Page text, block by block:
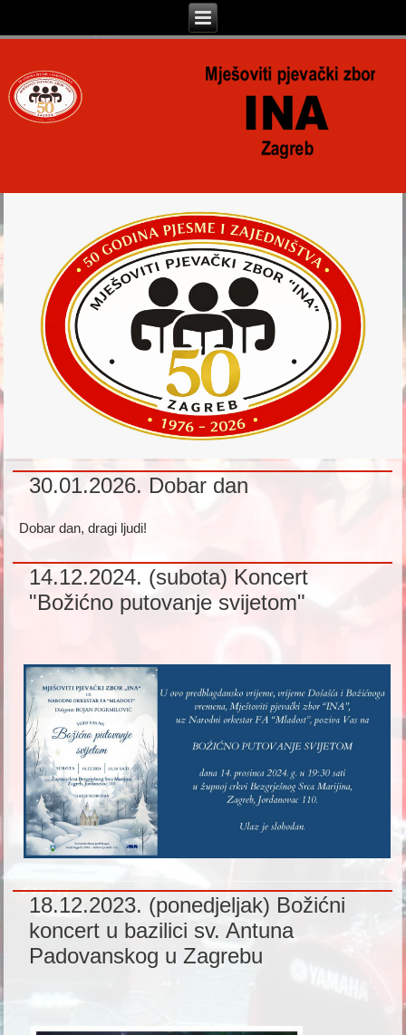
30.01.2026. Dobar dan
Dobar dan, dragi ljudi!
14.12.2024. (subota) Koncert
"Božićno putovanje svijetom"
18.12.2023. (ponedjeljak) Božićni
koncert u bazilici sv. Antuna
Padovanskog u Zagrebu